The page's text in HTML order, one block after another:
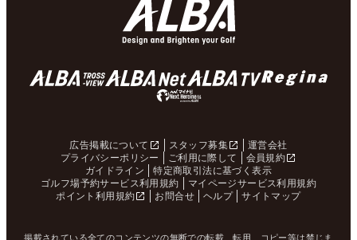
広告掲載について スタッフ募集
運営会社
プライバシーポリシー
ご利用に際して
会員規約
ガイドライン
特定商取引法に基づく表示
ゴルフ場予約サービス利用規約
マイページサービス利用規約
ポイント利用規約
お問合せ ヘルプ サイトマップ